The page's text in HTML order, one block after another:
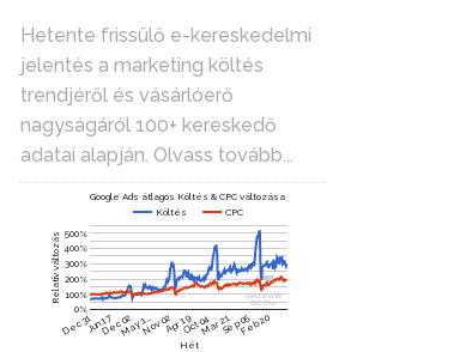
Hetente frissülő e-kereskedelmi
jelentés a marketing költés
trendjéről és vásárlóerő
nagyságáról 100+ kereskedő
adatai alapján. Olvass tovább...
Google Ads átlagos Költés & CPC változása
Költés
CPC
Dec 31Jun 17Dec 02May 1…Nov 02Apr 19Oct 04Mar 21Sep 05Feb 20
0%
100%
200%
300%
400%
500%
Hét
Relatív változás